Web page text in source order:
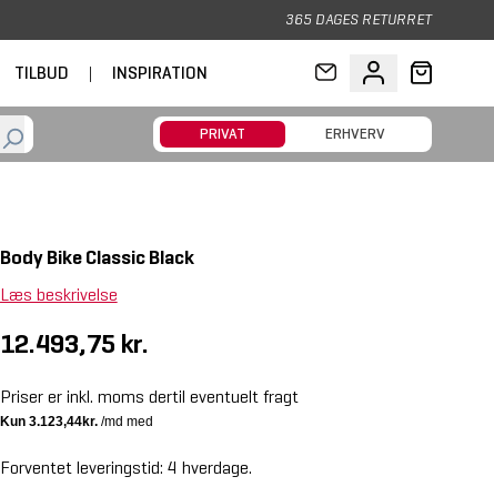
365 DAGES RETURRET
TILBUD | INSPIRATION
PRIVAT ERHVERV
Body Bike Classic Black
Læs beskrivelse
12.493,75 kr.
Priser er inkl. moms dertil eventuelt fragt
Forventet leveringstid: 4 hverdage.